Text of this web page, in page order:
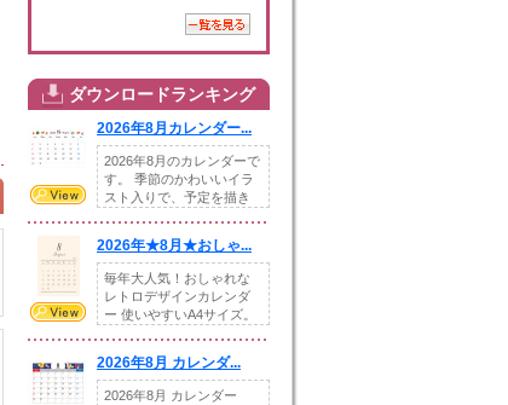
ダウンロードランキング
2026年8月カレンダー...
2026年8月のカレンダーで
す。 季節のかわいいイラ
スト入りで、予定を描き
2026年★8月★おしゃ...
毎年大人気！おしゃれな
レトロデザインカレンダ
ー 使いやすいA4サイズ。
2026年8月 カレンダ...
2026年8月 カレンダー